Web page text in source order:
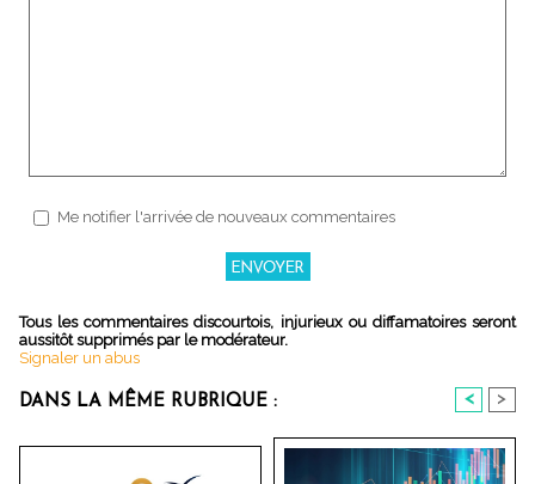
Me notifier l'arrivée de nouveaux commentaires
Tous les commentaires discourtois, injurieux ou diffamatoires seront
aussitôt supprimés par le modérateur.
Signaler un abus
DANS LA MÊME RUBRIQUE : < >